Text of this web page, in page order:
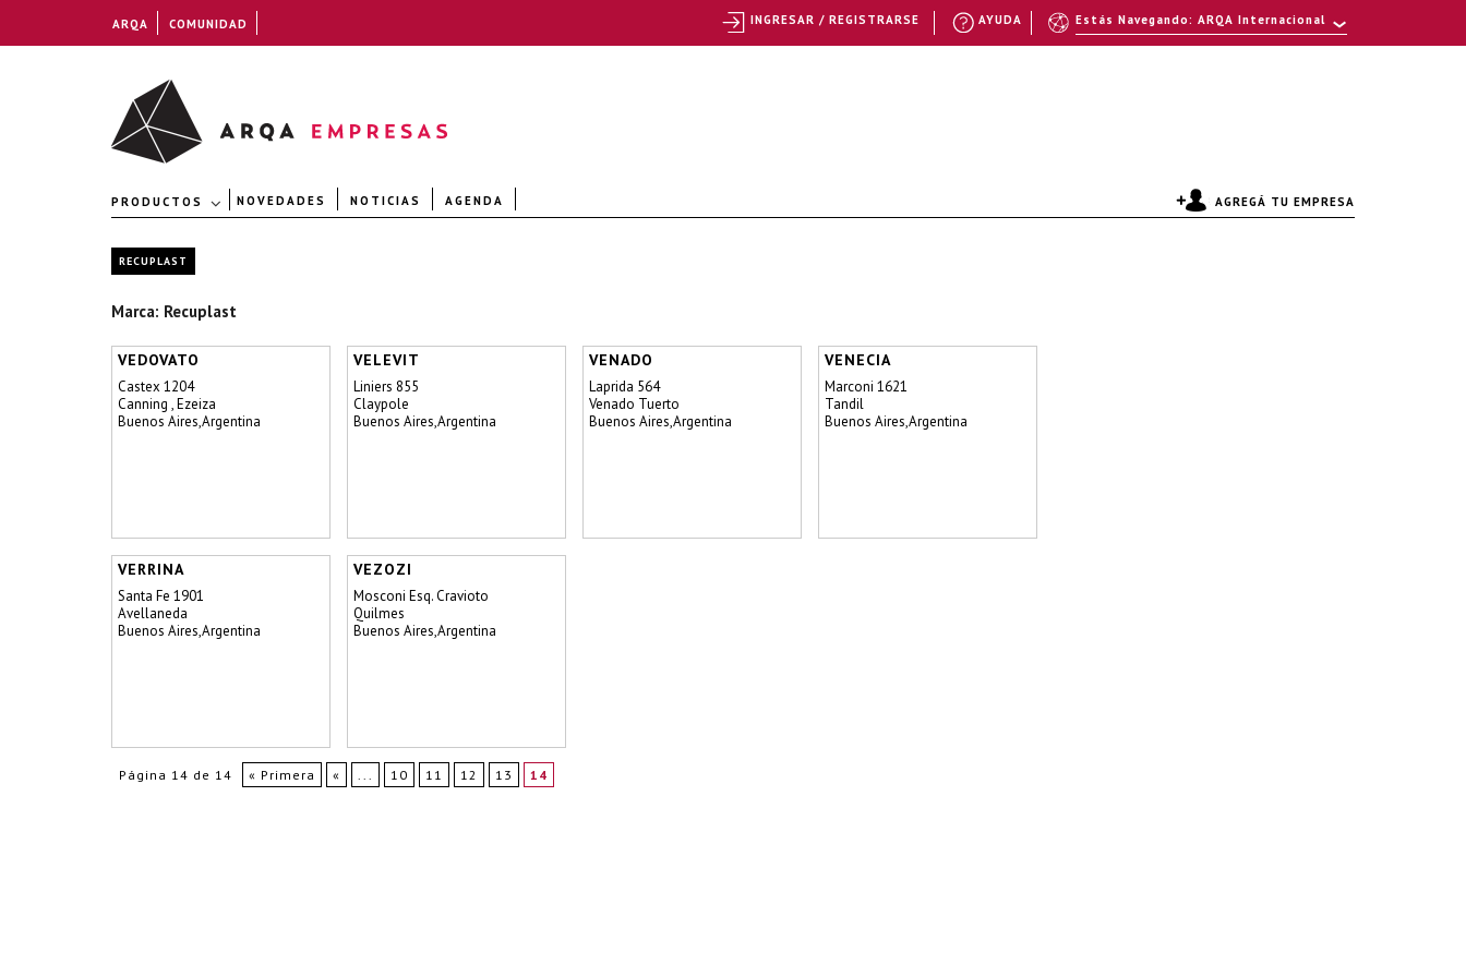
PRODUCTOS NOVEDADES NOTICIAS AGENDA AGREGÁ TU EMPRESA
RECUPLAST
Marca: Recuplast
VEDOVATO
Castex 1204
Canning , Ezeiza
Buenos Aires,Argentina
VELEVIT
Liniers 855
Claypole
Buenos Aires,Argentina
VENADO
Laprida 564
Venado Tuerto
Buenos Aires,Argentina
VENECIA
Marconi 1621
Tandil
Buenos Aires,Argentina
VERRINA
Santa Fe 1901
Avellaneda
Buenos Aires,Argentina
VEZOZI
Mosconi Esq. Cravioto
Quilmes
Buenos Aires,Argentina
Página 14 de 14 « Primera « ... 10 11 12 13 14
ARQA COMUNIDAD Estás Navegando: ARQA Internacional
AYUDA
INGRESAR / REGISTRARSE